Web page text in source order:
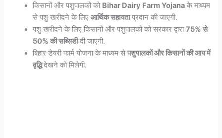
किसानों और पशुपालकों को Bihar Dairy Farm Yojana के माध्यम
से पशु खरीदने के लिएआर्थिक सहायताप्रदान की जाएगी.
पशु खरीदने के लिए किसानों और पशुपालकों को सरकार द्वारा75% से
50% की सब्सिडीदी जाएगी.
बिहार डेयरी फार्म योजना के माध्यम सेपशुपालकों और किसानों की आय में
वृद्धिदेखने को मिलेगी.